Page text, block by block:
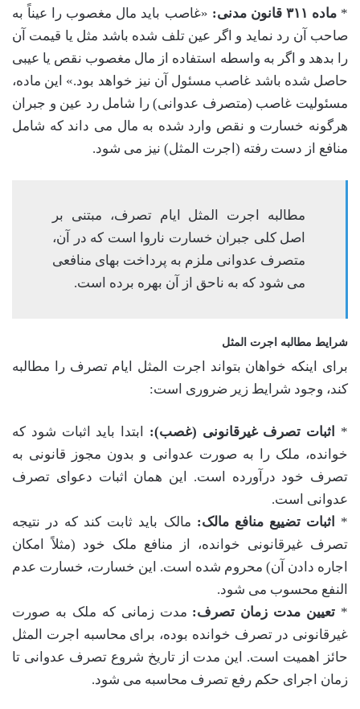
*ماده ۳۱۱ قانون مدنی:
«غاصب باید مال مغصوب را عیناً به
صاحب آن رد نماید و اگر عین تلف شده باشد مثل یا قیمت آن
را بدهد و اگر به واسطه استفاده از مال مغصوب نقص یا عیبی
حاصل شده باشد غاصب مسئول آن نیز خواهد بود.» این ماده،
مسئولیت غاصب (متصرف عدوانی) را شامل رد عین و جبران
هرگونه خسارت و نقص وارد شده به مال می داند که شامل
منافع از دست رفته (اجرت المثل) نیز می شود.
مطالبه اجرت المثل ایام تصرف، مبتنی بر
اصل کلی جبران خسارت ناروا است که در آن،
متصرف عدوانی ملزم به پرداخت بهای منافعی
می شود که به ناحق از آن بهره برده است.
شرایط مطالبه اجرت المثل
برای اینکه خواهان بتواند اجرت المثل ایام تصرف را مطالبه
کند، وجود شرایط زیر ضروری است:
* اثبات تصرف غیرقانونی (غصب): ابتدا باید اثبات شود که
خوانده، ملک را به صورت عدوانی و بدون مجوز قانونی به
تصرف خود درآورده است. این همان اثبات دعوای تصرف
عدوانی است.
*
اثبات تضییع منافع مالک: مالک باید ثابت کند که در نتیجه
تصرف غیرقانونی خوانده، از منافع ملک خود (مثلاً امکان
اجاره دادن آن) محروم شده است. این خسارت، خسارت عدم
النفع محسوب می شود.
* تعیین مدت زمان تصرف: مدت زمانی که ملک به صورت
غیرقانونی در تصرف خوانده بوده، برای محاسبه اجرت المثل
حائز اهمیت است. این مدت از تاریخ شروع تصرف عدوانی تا
زمان اجرای حکم رفع تصرف محاسبه می شود.